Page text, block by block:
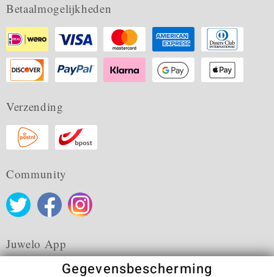
Betaalmogelijkheden
Verzending
Community
Juwelo App
Gegevensbescherming